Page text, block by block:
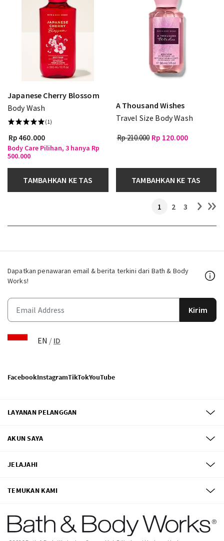
Japanese Cherry Blossom
Body Wash
(1)
Rp 460.000
Body Care Pilihan, 3 hanya Rp
500.000
TAMBAHKAN KE TAS
A Thousand Wishes
Travel Size Body Wash
Rp 210.000 Rp 120.000
TAMBAHKAN KE TAS
1 2 3
Dapatkan penawaran email & berita terkini dari Bath & Body
Works!
Kirim
EN / ID
FacebookInstagramTikTokYouTube
LAYANAN PELANGGAN
AKUN SAYA
JELAJAHI
TEMUKAN KAMI